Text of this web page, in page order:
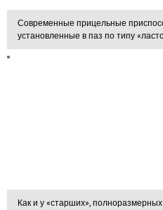
Современные прицельные
установленные в паз по типу
Как и у «старших»,